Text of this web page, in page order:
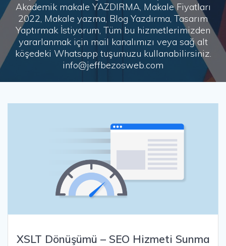
Akademik makale YAZDIRMA, Makale Fiyatları
2022, Makale yazma, Blog Yazdırma, Tasarım
Yaptırmak İstiyorum, Tüm bu hizmetlerimizden
yararlanmak için mail kanalımızı veya sağ alt
köşedeki Whatsapp tuşumuzu kullanabilirsiniz.
info@jeffbezosweb.com
XSLT Dönüşümü – SEO Hizmeti Sunma